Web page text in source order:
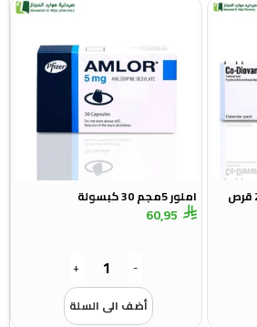
املور 5مجم 30 كبسولة
60,95
-
+
أضف الى السلة